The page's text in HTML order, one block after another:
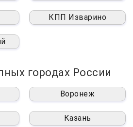
КПП Изварино
городах России
Воронеж
Казань